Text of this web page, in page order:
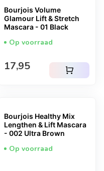
Bourjois Volume
Glamour Lift & Stretch
Mascara - 01 Black
Op voorraad
Normale prijs
17,95 shopping_cart
Bourjois Healthy Mix
Lengthen & Lift Mascara
- 002 Ultra Brown
Op voorraad